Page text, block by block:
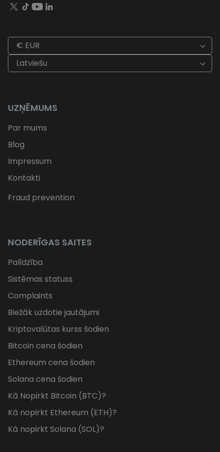
€ EUR
Latviešu
UZŅĒMUMS
Par mums
Blog
Impressum
Kontakti
Fraud prevention
NODERĪGAS SAITES
Palīdzība
Sistēmas statuss
Complaints
Biežāk uzdotie jautājumi
Kriptovalūtas kurss šodien
Bitcoin cena šodien
Ethereum cena šodien
Solana cena šodien
Kā Nopirkt Bitcoin (BTC)?
Kā nopirkt Ethereum (ETH)?
Kā nopirkt Solana (SOL)?